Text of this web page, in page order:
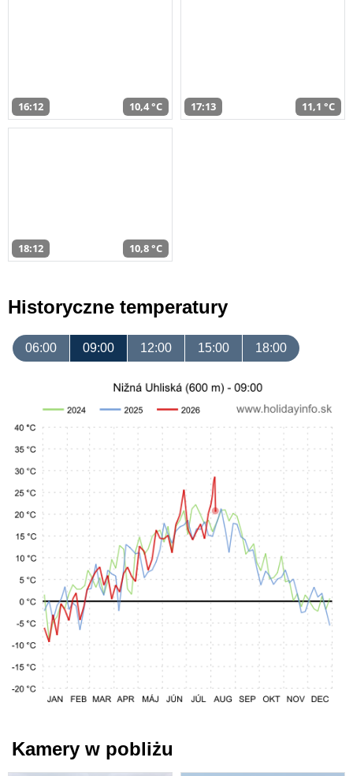
16:12 10,4 °C 17:13 11,1 °C
18:12 10,8 °C
Historyczne temperatury
06:00 09:00 12:00 15:00 18:00
Kamery w pobliżu